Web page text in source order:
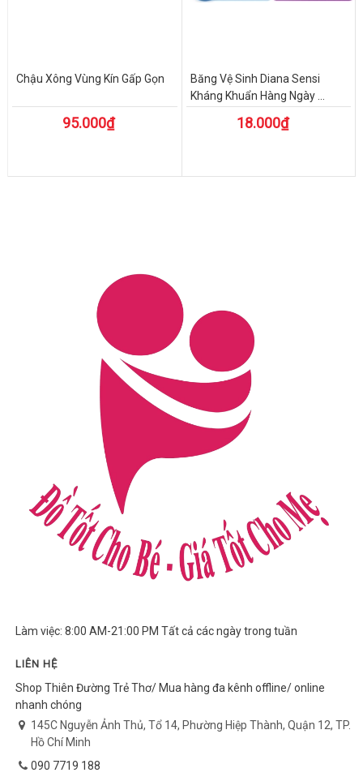
Chậu Xông Vùng Kín Gấp Gọn
95.000₫
Băng Vệ Sinh Diana Sensi
Kháng Khuẩn Hàng Ngày ...
18.000₫
Làm việc: 8:00 AM-21:00 PM Tất cả các ngày trong tuần
LIÊN HỆ
Shop Thiên Đường Trẻ Thơ/ Mua hàng đa kênh offline/ online
nhanh chóng
145C Nguyễn Ảnh Thủ, Tổ 14, Phường Hiệp Thành, Quận 12, TP.
Hồ Chí Minh
090 7719 188